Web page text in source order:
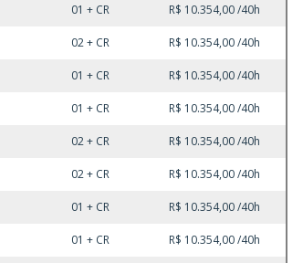
01 + CR R$ 10.354,00 /40h
02 + CR R$ 10.354,00 /40h
01 + CR R$ 10.354,00 /40h
01 + CR R$ 10.354,00 /40h
02 + CR R$ 10.354,00 /40h
02 + CR R$ 10.354,00 /40h
01 + CR R$ 10.354,00 /40h
01 + CR R$ 10.354,00 /40h